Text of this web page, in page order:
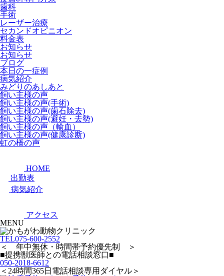
歯科
手術
レーザー治療
セカンドオピニオン
料金表
お知らせ
お知らせ
ブログ
本日の一症例
病気紹介
みどりのあしあと
飼い主様の声
飼い主様の声(手術)
飼い主様の声(歯石除去)
飼い主様の声(避妊・去勢)
飼い主様の声（輸血）
飼い主様の声(健康診断)
虹の橋の声
HOME
出勤表
病気紹介
アクセス
MENU
TEL075-600-2552
＜ 年中無休・時間帯予約優先制 ＞
■提携獣医師との電話相談窓口■
050-2018-6612
＜24時間365日電話相談専用ダイヤル＞